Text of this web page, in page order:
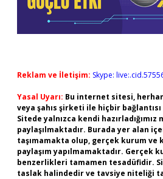
Reklam ve İletişim: Skype:
Yasal Uyarı: Bu internet sitesi,
veya şahıs şirketi ile hiçbir
Sitede yalnızca kendi
paylaşılmaktadır. Burada yer alan
taşımamakta olup, gerçek kurum ve
paylaşım yapılmamaktadır. Gerçek
benzerlikleri tamamen tesadüfidir.
taslak halindedir ve tavsiye niteliği